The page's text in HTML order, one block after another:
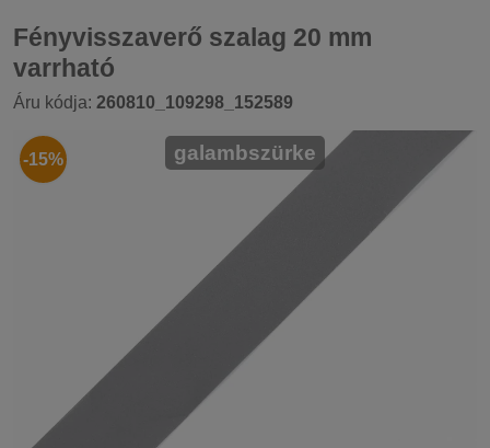
Fényvisszaverő szalag 20 mm
varrható
Áru kódja: 260810_109298_152589
-15% galambszürke